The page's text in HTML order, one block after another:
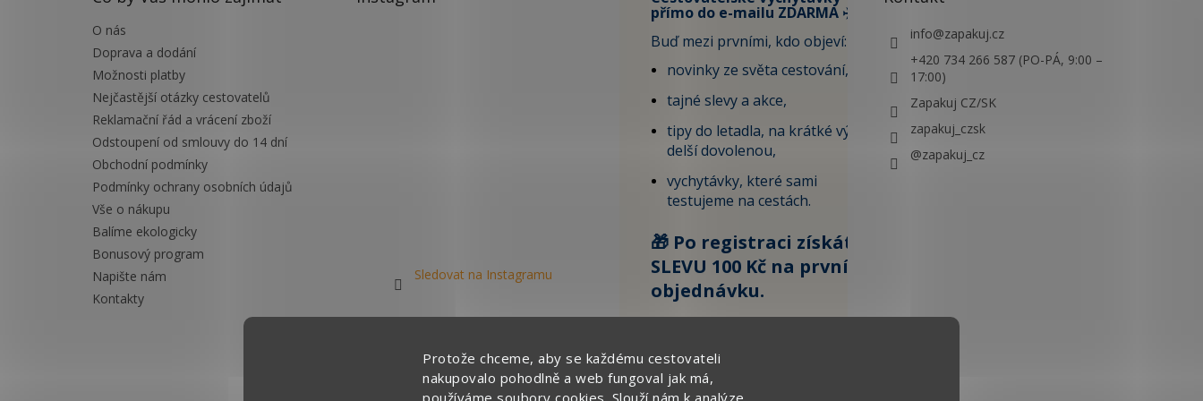
Protože chceme, aby se každému cestovateli
nakupovalo pohodlně a web fungoval jak má,
používáme soubory cookies. Slouží nám k analýze
O nás
Doprava a dodání
Možnosti platby
Nejčastější otázky cestovatelů
Reklamační řád a vrácení zboží
Odstoupení od smlouvy do 14 dní
Obchodní podmínky
Podmínky ochrany osobních údajů
Vše o nákupu
Balíme ekologicky
Bonusový program
Napište nám
Kontakty
Sledovat na Instagramu
přímo do e-mailu ZDARMA ✈️
Buď mezi prvními, kdo objeví:
novinky ze světa cestování,
tajné slevy a akce,
tipy do letadla, na krátké výlety i
delší dovolenou,
vychytávky, které sami
testujeme na cestách.
🎁 Po registraci získáte
SLEVU 100 Kč na první
objednávku.
info@zapakuj.cz
+420 734 266 587 (PO-PÁ, 9:00 –
17:00)
Zapakuj CZ/SK
zapakuj_czsk
@zapakuj_cz